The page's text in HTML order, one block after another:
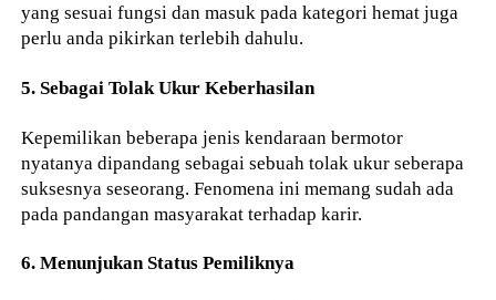
yang sesuai fungsi dan masuk pada kategori hemat juga
perlu anda pikirkan terlebih dahulu.
5. Sebagai Tolak Ukur Keberhasilan
Kepemilikan beberapa jenis kendaraan bermotor
nyatanya dipandang sebagai sebuah tolak ukur seberapa
suksesnya seseorang. Fenomena ini memang sudah ada
pada pandangan masyarakat terhadap karir.
6. Menunjukan Status Pemiliknya